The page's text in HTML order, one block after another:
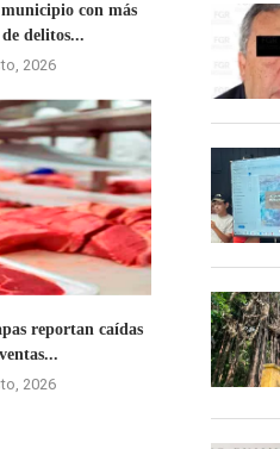
con más
delitos...
2026
reportan caídas
2026